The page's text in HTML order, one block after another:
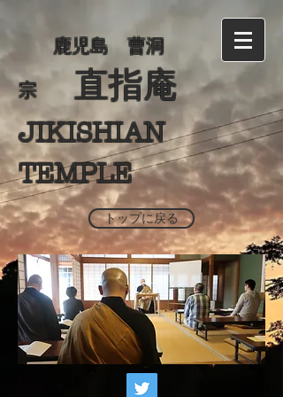
​鹿児島 曹洞
宗直指庵
JIKISHIAN
TEMPLE
トップに戻る